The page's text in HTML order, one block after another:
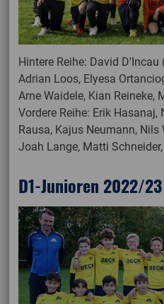
Hintere Reihe: David
Adrian Loos, Elyesa
Arne Waidele, Kian Reineke,
Vordere Reihe: Erik Hasanaj,
Rausa, Kajus Neumann,
Joah Lange, Matti
D1-Junioren 2022/23